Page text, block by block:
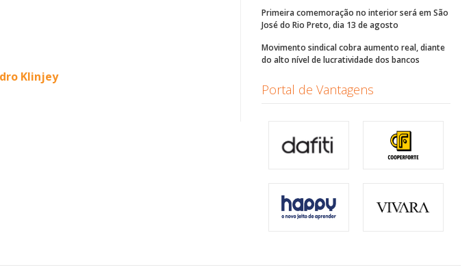
Klinjey
Primeira comemoração no interior será em São
José do Rio Preto, dia 13 de agosto
Movimento sindical cobra aumento real, diante
do alto nível de lucratividade dos bancos
Portal de Vantagens